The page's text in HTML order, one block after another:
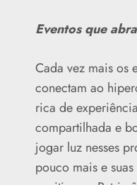
Eventos que
Cada vez mais os
conectam ao
rica de
compartilhada e
jogar luz nesses
pouco mais e